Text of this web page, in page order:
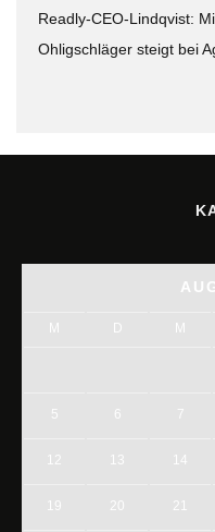
Readly-CEO-Lindqvist:
Ohligschläger steigt bei
M D M
5 6 7
12 13 14
19 20 21